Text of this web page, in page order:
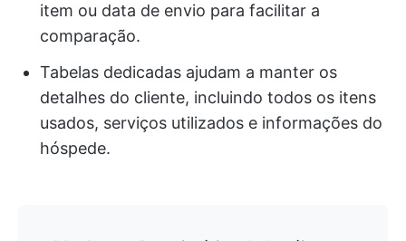
item ou data de envio para facilitar a
comparação.
Tabelas dedicadas ajudam a manter os
detalhes do cliente, incluindo todos os itens
usados, serviços utilizados e informações do
hóspede.